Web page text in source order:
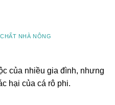
NHÀ NÔNG
của nhiều gia đình, nhưng
hại của cá rô phi.